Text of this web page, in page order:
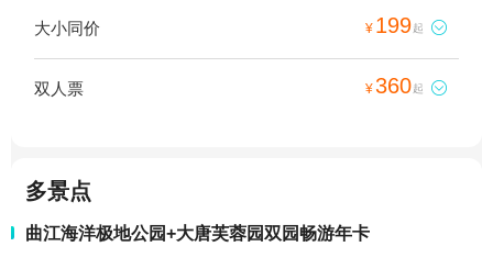
大小同价 ¥ 199起 
双人票 ¥360起 
多景点
曲江海洋极地公园+大唐芙蓉园双园畅游年卡